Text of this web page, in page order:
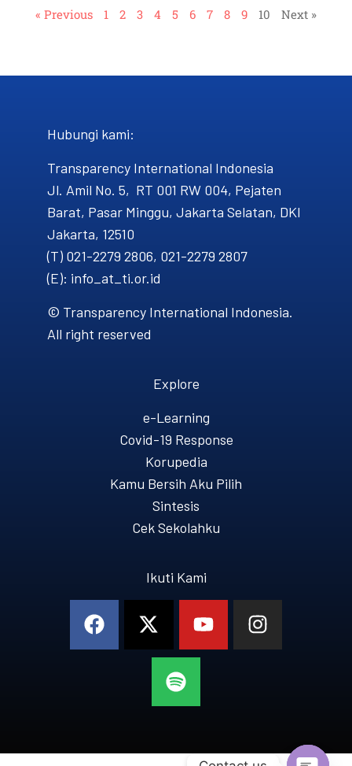
« Previous 1 2 3 4 5 6 7 8 9 10 Next »
Hubungi kami​:
Transparency International Indonesia
Jl. Amil No. 5, RT 001 RW 004, Pejaten
Barat, Pasar Minggu, Jakarta Selatan, DKI
Jakarta, 12510
(T) 021-2279 2806, 021-2279 2807
(E): info_at_ti.or.id
© Transparency International Indonesia.
All right reserved
Explore
e-Learning
Covid-19 Response
Korupedia
Kamu Bersih Aku Pilih
Sintesis
Cek Sekolahku
Ikuti Kami